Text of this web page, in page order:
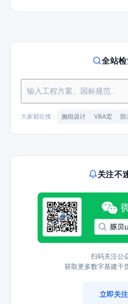
全站
大家都在搜： 施组设计 VBA宏 防
关注不
扫码关注公
获取更多数字基建干
立即关注